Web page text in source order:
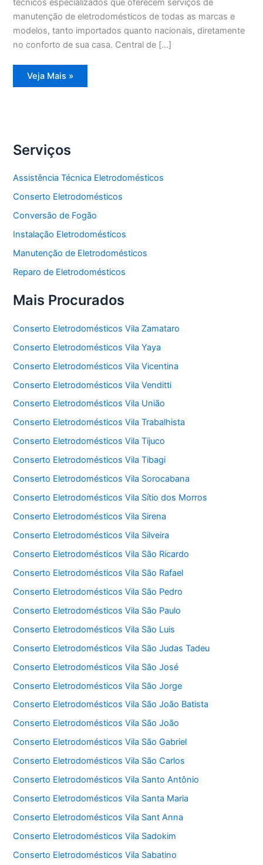
técnicos especializados que oferecem serviços de
manutenção de eletrodomésticos de todas as marcas e
modelos, tanto importados quanto nacionais, diretamente
no conforto de sua casa. Central de […]
Manutenção
Eletrodomésticos
Veja Mais »
Serviços
Assistência Técnica Eletrodomésticos
Conserto Eletrodomésticos
Conversão de Fogão
Instalação Eletrodomésticos
Manutenção de Eletrodomésticos
Reparo de Eletrodomésticos
Mais Procurados
Conserto Eletrodomésticos Vila Zamataro
Conserto Eletrodomésticos Vila Yaya
Conserto Eletrodomésticos Vila Vicentina
Conserto Eletrodomésticos Vila Venditti
Conserto Eletrodomésticos Vila União
Conserto Eletrodomésticos Vila Trabalhista
Conserto Eletrodomésticos Vila Tijuco
Conserto Eletrodomésticos Vila Tibagi
Conserto Eletrodomésticos Vila Sorocabana
Conserto Eletrodomésticos Vila Sítio dos Morros
Conserto Eletrodomésticos Vila Sirena
Conserto Eletrodomésticos Vila Silveira
Conserto Eletrodomésticos Vila São Ricardo
Conserto Eletrodomésticos Vila São Rafael
Conserto Eletrodomésticos Vila São Pedro
Conserto Eletrodomésticos Vila São Paulo
Conserto Eletrodomésticos Vila São Luis
Conserto Eletrodomésticos Vila São Judas Tadeu
Conserto Eletrodomésticos Vila São José
Conserto Eletrodomésticos Vila São Jorge
Conserto Eletrodomésticos Vila São João Batista
Conserto Eletrodomésticos Vila São João
Conserto Eletrodomésticos Vila São Gabriel
Conserto Eletrodomésticos Vila São Carlos
Conserto Eletrodomésticos Vila Santo Antônio
Conserto Eletrodomésticos Vila Santa Maria
Conserto Eletrodomésticos Vila Sant Anna
Conserto Eletrodomésticos Vila Sadokim
Conserto Eletrodomésticos Vila Sabatino